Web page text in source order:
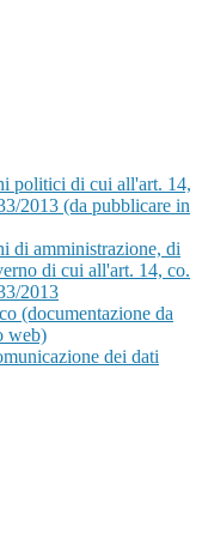
politici di cui all'art. 14,
2013 (da pubblicare in
di amministrazione, di
di cui all'art. 14, co.
2013
(documentazione da
web)
dei dati